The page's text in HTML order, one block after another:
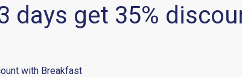
days get 35%
with Breakfast